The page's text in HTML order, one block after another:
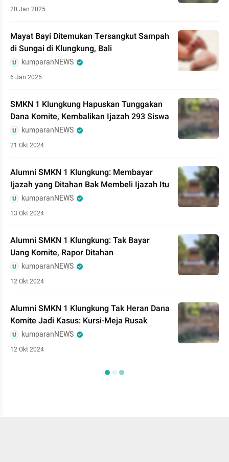
20 Jan 2025
Mayat Bayi Ditemukan Tersangkut Sampah
di Sungai di Klungkung, Bali
kumparanNEWS
6 Jan 2025
SMKN 1 Klungkung Hapuskan Tunggakan
Dana Komite, Kembalikan Ijazah 293 Siswa
kumparanNEWS
21 Okt 2024
Alumni SMKN 1 Klungkung: Membayar
Ijazah yang Ditahan Bak Membeli Ijazah Itu
kumparanNEWS
13 Okt 2024
Alumni SMKN 1 Klungkung: Tak Bayar
Uang Komite, Rapor Ditahan
kumparanNEWS
12 Okt 2024
Alumni SMKN 1 Klungkung Tak Heran Dana
Komite Jadi Kasus: Kursi-Meja Rusak
kumparanNEWS
12 Okt 2024